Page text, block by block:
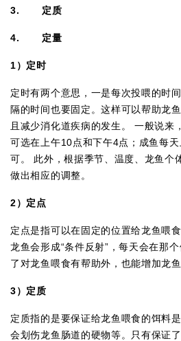
3. 定质
4. 定量
1）定时
定时有两个意思，一是每次投喂的时
隔的时间也要固定。这样可以帮助龙
且减少消化道疾病的发生。 一般说来
可选在上午10点和下午4点；成鱼每
可。 此外，根据季节、温度、龙鱼个
做出相应的调整。
2）定点
定点是指可以在固定的位置给龙鱼喂
龙鱼会形成“条件反射”，每天会在那
了对龙鱼喂食有帮助外，也能增加龙
3）定质
定质指的是要保证给龙鱼喂食的饵料
会划伤龙鱼肠道的硬物等。只有保证